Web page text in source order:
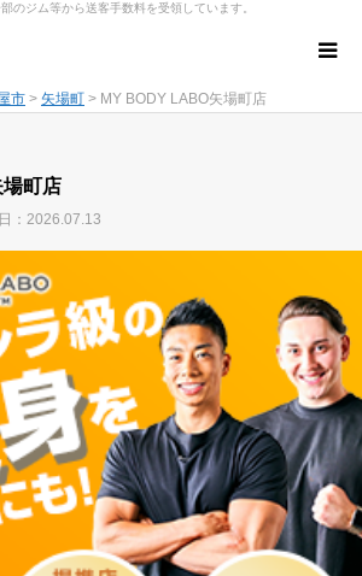
のジム等から送客手数料を受領しています。
市 > 矢場町 > MY BODY LABO矢場町店
町店
：2026.07.13